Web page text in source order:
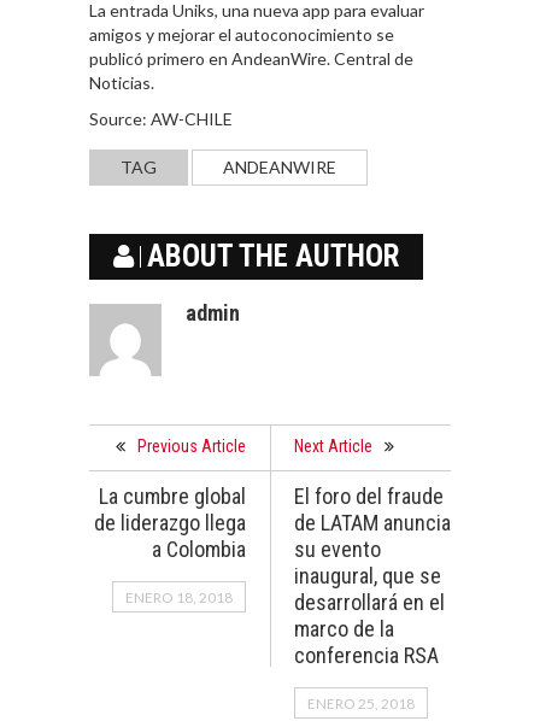
La entrada Uniks, una nueva app para evaluar
amigos y mejorar el autoconocimiento se
publicó primero en AndeanWire. Central de
Noticias.
Source: AW-CHILE
TAG ANDEANWIRE
ABOUT THE AUTHOR
admin
Previous Article
La cumbre global
de liderazgo llega
a Colombia
ENERO 18, 2018
Next Article
El foro del fraude
de LATAM anuncia
su evento
inaugural, que se
desarrollará en el
marco de la
conferencia RSA
ENERO 25, 2018